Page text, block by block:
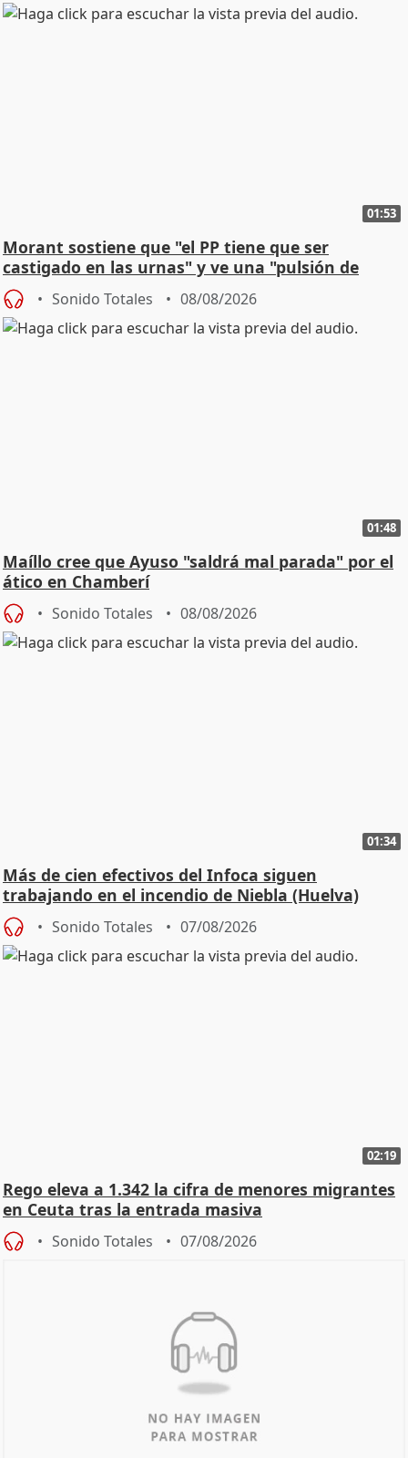
01:53
Morant sostiene que "el PP tiene que ser
castigado en las urnas" y ve una "pulsión de
cambio"
Sonido Totales 08/08/2026
01:48
Maíllo cree que Ayuso "saldrá mal parada" por el
ático en Chamberí
Sonido Totales 08/08/2026
01:34
Más de cien efectivos del Infoca siguen
trabajando en el incendio de Niebla (Huelva)
Sonido Totales 07/08/2026
02:19
Rego eleva a 1.342 la cifra de menores migrantes
en Ceuta tras la entrada masiva
Sonido Totales 07/08/2026